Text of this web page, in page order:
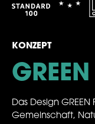
KONZEPT
GREEN
Das Design
Gemeinschaft,